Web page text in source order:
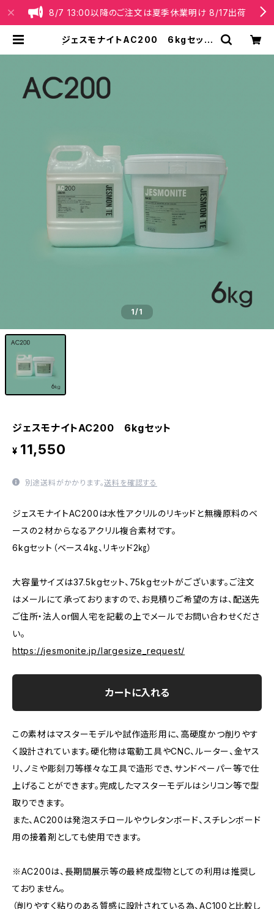
8/7 13:00以降のご注文は夏季休業明け 8/17出荷
ジェスモナイトAC200 6kgセット
1/1
ジェスモナイトAC200 6kgセット
¥ 11,550
別途送料がかかります。送料を確認する
ジェスモナイトAC200は水性アクリルのリキッドと無機原料のベ
ースの２材からなるアクリル複合素材です。
6kgセット（ベース4㎏、リキッド2㎏）
大容量サイズは37.5kgセット、75kgセットがございます。ご注文
はメールにて承っておりますので、お見積りご希望の方は、配送先
ご住所・法人or個人宅を記載の上でメールでお問い合わせくださ
い。
https://jesmonite.jp/largesize_request/
カートに入れる
この素材はマスターモデルや試作造形用に、高硬度かつ削りやす
く設計されています。硬化物は電動工具やCNC、ルーター、金ヤス
リ、ノミや彫刻刀等様々な工具で造形でき、サンドペーパー等で仕
上げることができます。完成したマスターモデルはシリコン等で型
取りできます。
また、AC200は発泡スチロールやウレタンボード、スチレンボード
用の接着剤としても使用できます。
※AC200は、長期間展示等の最終成型物としての利用は推奨し
ておりません。
（削りやすく粘りのある質感に設計されている為、AC100と比較し